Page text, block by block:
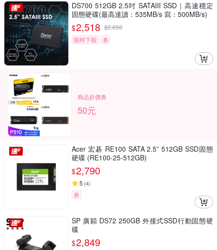
DS700 512GB 2.5吋 SATAIII SSD｜高速穩定
固態硬碟(最高達讀：535MB/s 寫：500MB/s)
$2,518 $2,650
限時下殺
券
商品折價券
50元
Acer 宏碁 RE100 SATA 2.5” 512GB SSD固態
硬碟 (RE100-25-512GB)
$2,790
5 (4)
券
SP 廣穎 DS72 250GB 外接式SSD行動固態硬
碟
$2,849